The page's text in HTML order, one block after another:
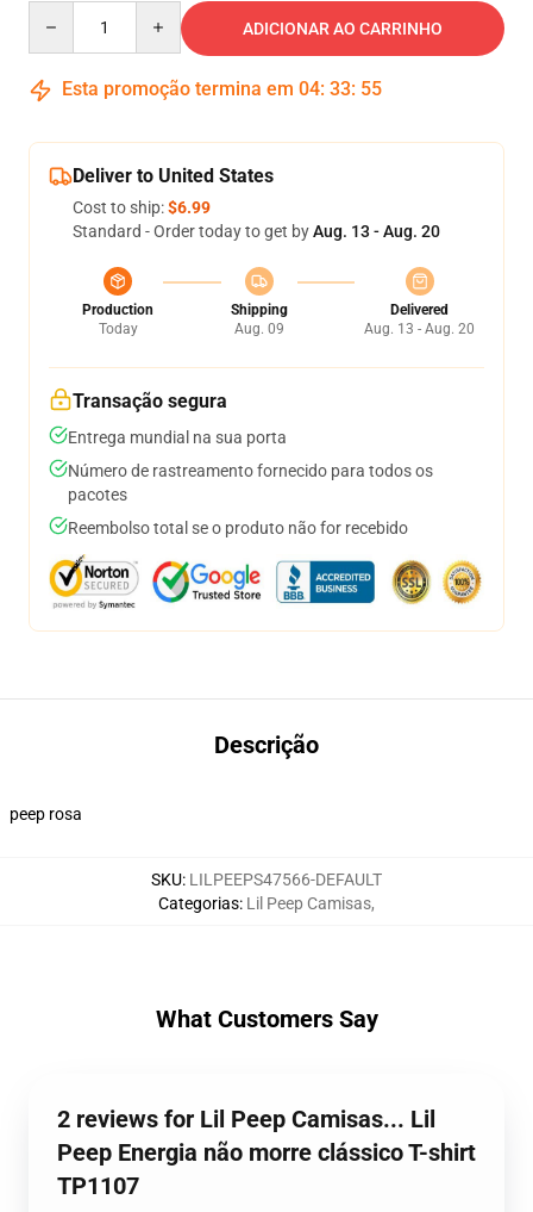
ADICIONAR AO CARRINHO
Esta promoção termina em 04: 33: 54
Deliver to United States
Cost to ship:$6.99
Standard - Order today to get byAug. 13 - Aug. 20
Production
Today
Shipping
Aug. 09
Delivered
Aug. 13 - Aug. 20
Transação segura
Entrega mundial na sua porta
Número de rastreamento fornecido para todos os
pacotes
Reembolso total se o produto não for recebido
Descrição
peep rosa
SKU: LILPEEPS47566-DEFAULT
Categorias: Lil Peep Camisas,
What Customers Say
2 reviews for Lil Peep Camisas... Lil
Peep Energia não morre clássico T-shirt
TP1107